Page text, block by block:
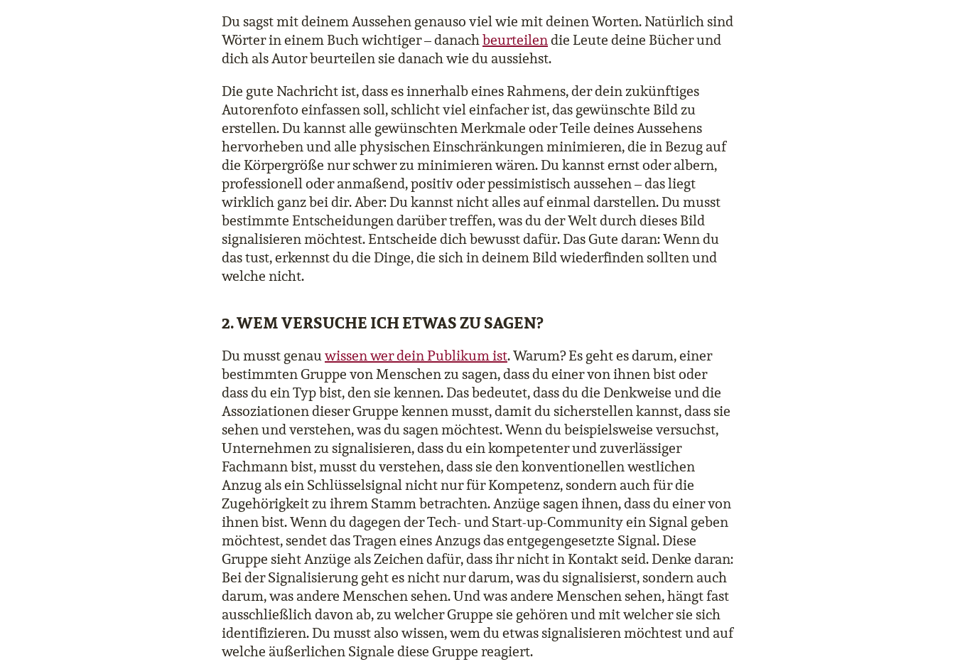
Du sagst mit deinem Aussehen genauso viel wie mit deinen Worten. Natürlich sind
Wörter in einem Buch wichtiger – danachbeurteilendie Leute deine Bücher und
dich als Autor beurteilen sie danach wie du aussiehst.
Die gute Nachricht ist, dass es innerhalb eines Rahmens, der dein zukünftiges
Autorenfoto einfassen soll, schlicht viel einfacher ist, das gewünschte Bild zu
erstellen. Du kannst alle gewünschten Merkmale oder Teile deines Aussehens
hervorheben und alle physischen Einschränkungen minimieren, die in Bezug auf
die Körpergröße nur schwer zu minimieren wären. Du kannst ernst oder albern,
professionell oder anmaßend, positiv oder pessimistisch aussehen – das liegt
wirklich ganz bei dir. Aber: Du kannst nicht alles auf einmal darstellen. Du musst
bestimmte Entscheidungen darüber treffen, was du der Welt durch dieses Bild
signalisieren möchtest. Entscheide dich bewusst dafür. Das Gute daran: Wenn du
das tust, erkennst du die Dinge, die sich in deinem Bild wiederfinden sollten und
welche nicht.
2. WEM VERSUCHE ICH ETWAS ZU SAGEN?
Du musst genauwissen wer dein Publikum ist. Warum? Es geht es darum, einer
bestimmten Gruppe von Menschen zu sagen, dass du einer von ihnen bist oder
dass du ein Typ bist, den sie kennen. Das bedeutet, dass du die Denkweise und die
Assoziationen dieser Gruppe kennen musst, damit du sicherstellen kannst, dass sie
sehen und verstehen, was du sagen möchtest. Wenn du beispielsweise versuchst,
Unternehmen zu signalisieren, dass du ein kompetenter und zuverlässiger
Fachmann bist, musst du verstehen, dass sie den konventionellen westlichen
Anzug als ein Schlüsselsignal nicht nur für Kompetenz, sondern auch für die
Zugehörigkeit zu ihrem Stamm betrachten. Anzüge sagen ihnen, dass du einer von
ihnen bist. Wenn du dagegen der Tech- und Start-up-Community ein Signal geben
möchtest, sendet das Tragen eines Anzugs das entgegengesetzte Signal. Diese
Gruppe sieht Anzüge als Zeichen dafür, dass ihr nicht in Kontakt seid. Denke daran:
Bei der Signalisierung geht es nicht nur darum, was du signalisierst, sondern auch
darum, was andere Menschen sehen. Und was andere Menschen sehen, hängt fast
ausschließlich davon ab, zu welcher Gruppe sie gehören und mit welcher sie sich
identifizieren. Du musst also wissen, wem du etwas signalisieren möchtest und auf
welche äußerlichen Signale diese Gruppe reagiert.